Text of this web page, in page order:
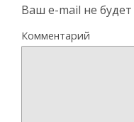
Ваш e-mail не
Комментарий